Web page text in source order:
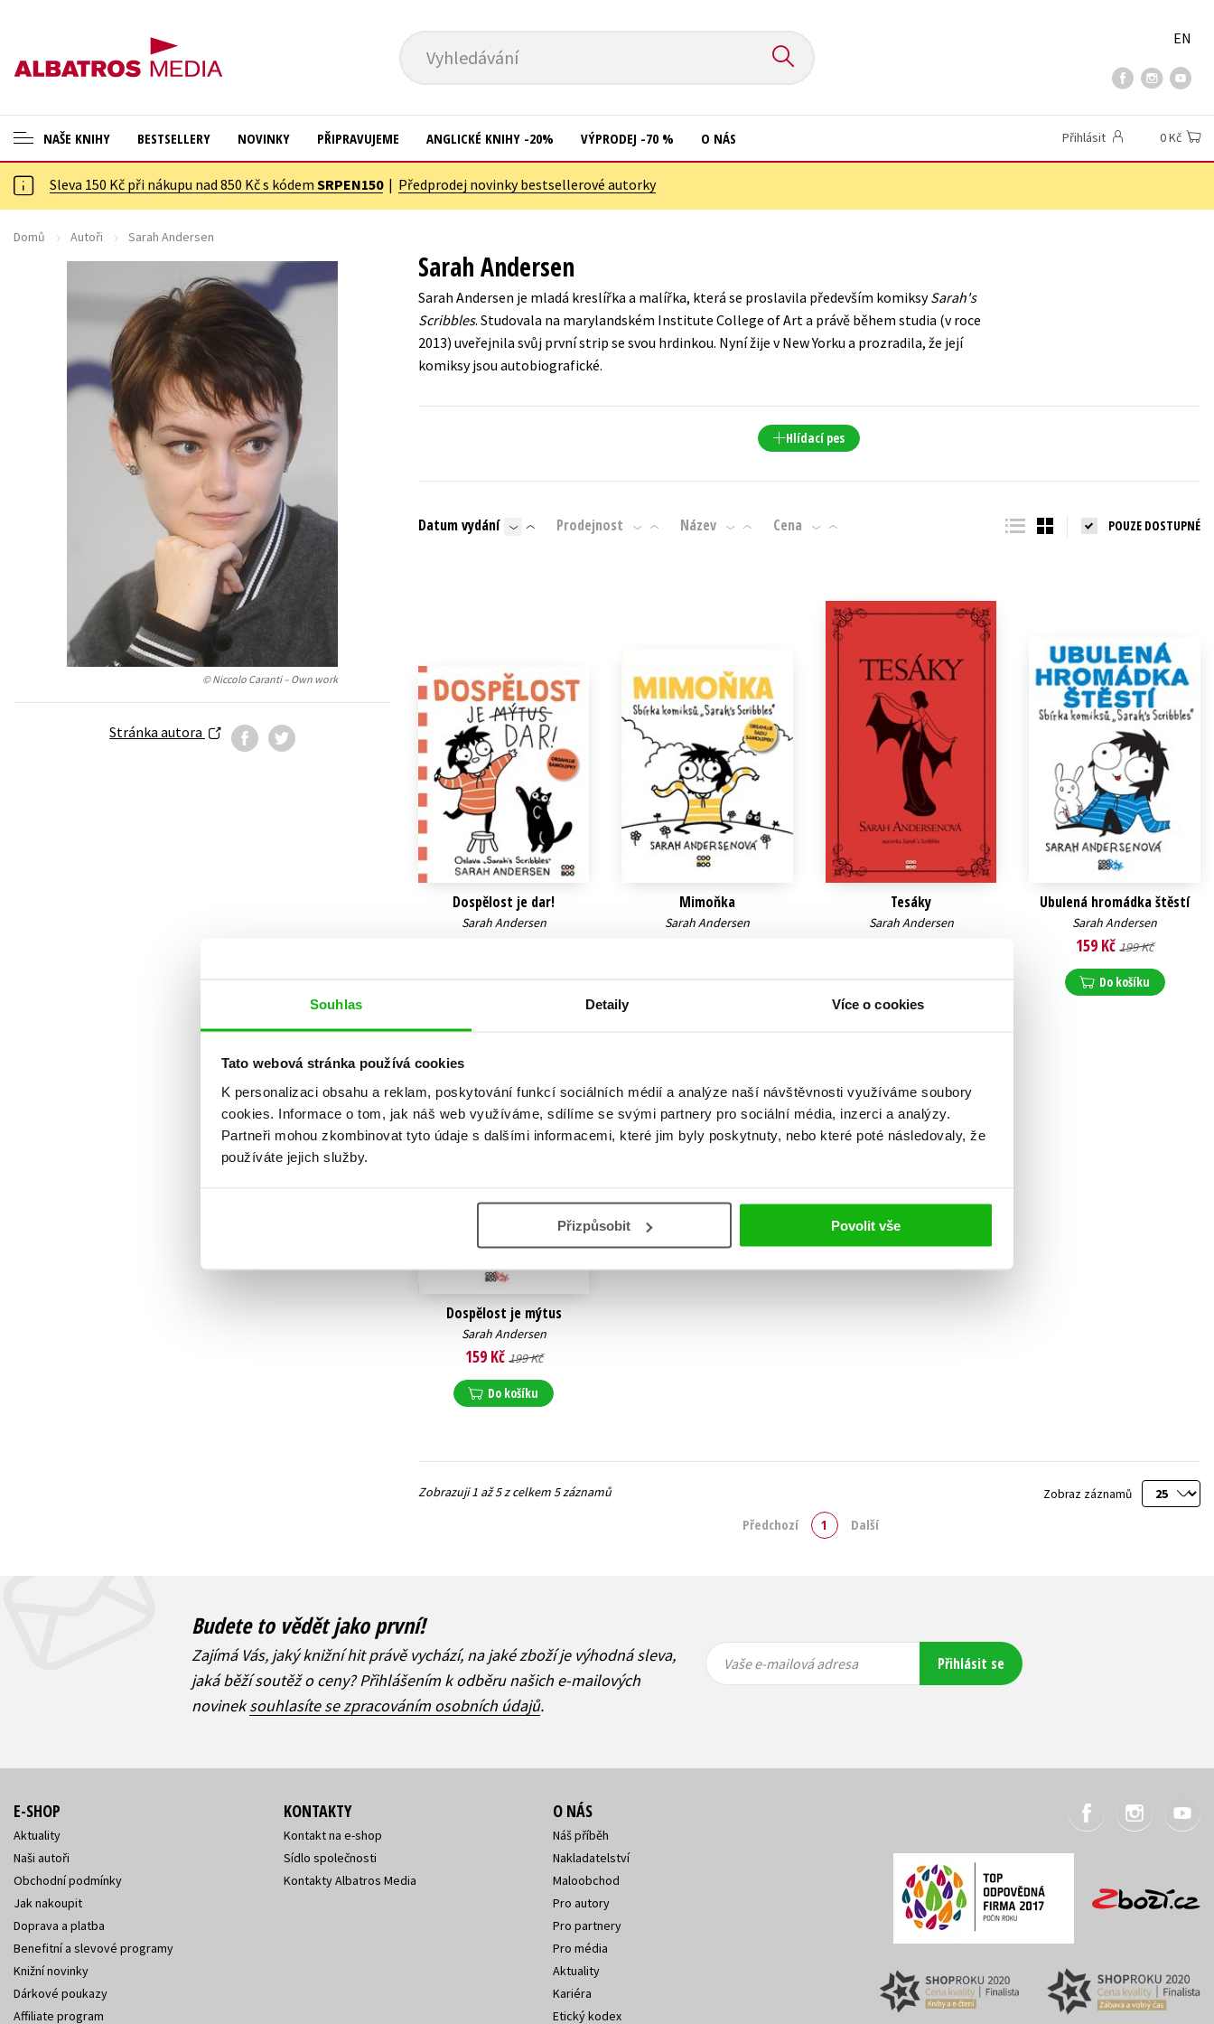
Souhlas Detaily Více o cookies
Tato webová stránka používá cookies
K personalizaci obsahu a reklam, poskytování funkcí sociálních médií a analýze naší návštěvnosti využíváme soubory
cookies. Informace o tom, jak náš web využíváme, sdílíme se svými partnery pro sociální média, inzerci a analýzy.
Partneři mohou zkombinovat tyto údaje s dalšími informacemi, které jim byly poskytnuty, nebo které poté následovaly, že
používáte jejich služby.
Přizpůsobit Povolit vše
Vyhledávání
EN
NAŠE KNIHY
ANGLICKÉ KNIHY -20 %
VÝPRODEJ -70 %
KNIHY S DÁRKEM
ASTERIX S DÁRKEM
🎁DÁRKOVÉ PUBLIKACE
✉️ DÁRKOVÉ POUKAZY
Beletrie pro děti
Beletrie pro dospělé
Cestování
Dárkové zboží
Digitální fotografie
Esoterika a duchovní svět
Historie a military
Hobby
Jazyky
Kalendáře
Kariéra a osobní rozvoj
Komiks
New Adult
Ostatní
Počítače
Poezie
Populárně - naučná pro dospělé
Předškoláci
Učebnice
Young adult
BESTSELLERY NOVINKY PŘIPRAVUJEME ANGLICKÉ KNIHY -20% VÝPRODEJ -70 % O NÁS Přihlásit 0 Kč
Sleva 150 Kč při nákupu nad 850 Kč s kódem SRPEN150| Předprodej novinky bestsellerové autorky
Domů Autoři Sarah Andersen
© Niccolo Caranti – Own work
Stránka autora
Sarah Andersen
Sarah Andersen je mladá kreslířka a malířka, která se proslavila především komiksySarah's
Scribbles. Studovala na marylandském Institute College of Art a právě během studia (v roce
2013) uveřejnila svůj první strip se svou hrdinkou. Nyní žije v New Yorku a prozradila, že její
komiksy jsou autobiografické.
Hlídací pes
Datum vydání Prodejnost Název Cena POUZE DOSTUPNÉ
Dospělost je dar!
Sarah Andersen
Mimoňka
Sarah Andersen
Tesáky
Sarah Andersen
Ubulená hromádka štěstí
Sarah Andersen
159 Kč199 Kč
Do košíku
Dospělost je mýtus
Sarah Andersen
159 Kč 199 Kč
Do košíku
Zobraz záznamů
Zobrazuji 1 až 5 z celkem 5 záznamů
Předchozí 1 Další
Budete to vědět jako první!
Zajímá Vás, jaký knižní hit právě vychází, na jaké zboží je výhodná sleva,
jaká běží soutěž o ceny? Přihlášením k odběru našich e-mailových
novineksouhlasíte se zpracováním osobních údajů.
Vaše e-
mailová
Vaše e-
mailová
Vaše e-mailová adresa Přihlásit se
E-SHOP
Aktuality
Naši autoři
Obchodní podmínky
Jak nakoupit
Doprava a platba
Benefitní a slevové programy
Knižní novinky
Dárkové poukazy
Affiliate program
KONTAKTY
Kontakt na e-shop
Sídlo společnosti
Kontakty Albatros Media
O NÁS
Náš příběh
Nakladatelství
Maloobchod
Pro autory
Pro partnery
Pro média
Aktuality
Kariéra
Etický kodex